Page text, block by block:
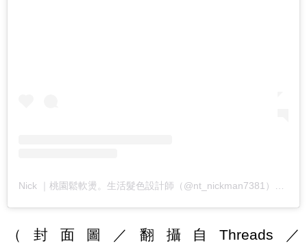
（封面圖／翻攝自Threads／